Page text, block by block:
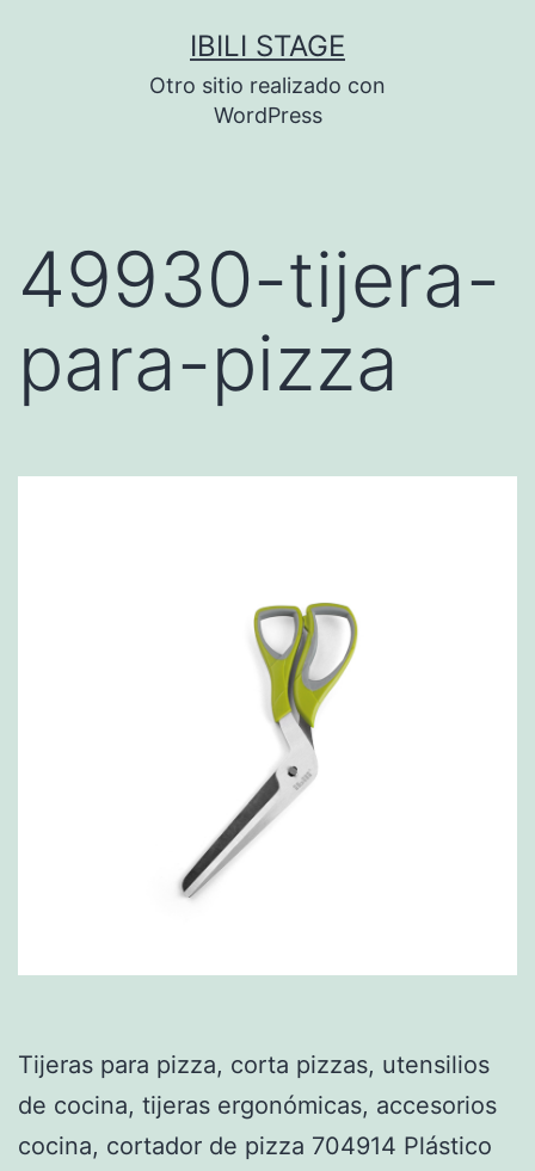
IBILI STAGE
Otro sitio realizado con
WordPress
49930-tijera-
para-pizza
Tijeras para pizza, corta pizzas, utensilios
de cocina, tijeras ergonómicas, accesorios
cocina, cortador de pizza 704914 Plástico